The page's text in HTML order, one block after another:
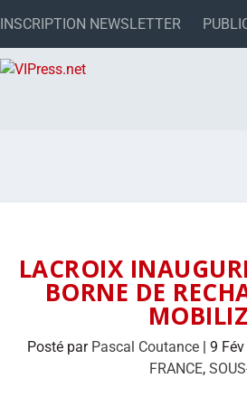
INSCRIPTION NEWSLETTER
LACROIX
BORNE DE
Posté par Pascal Coutance| 9
FRANCE,